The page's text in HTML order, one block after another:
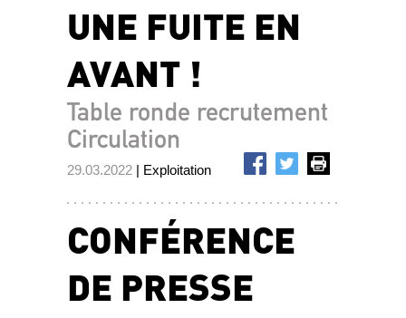
UNE FUITE EN
AVANT !
Table ronde recrutement
Circulation
29.03.2022 | Exploitation
CONFÉRENCE
DE PRESSE